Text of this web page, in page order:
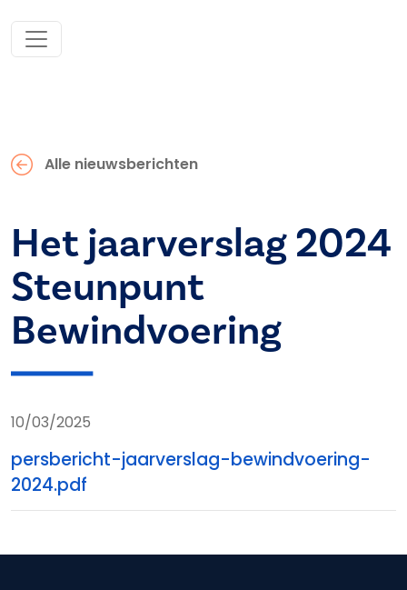
Alle nieuwsberichten
Het jaarverslag 2024
Steunpunt
Bewindvoering
10/03/2025
persbericht-jaarverslag-bewindvoering-
2024.pdf